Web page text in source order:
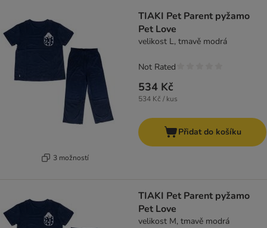
3 možností
TIAKI Pet Parent pyžamo
Pet Love
velikost L, tmavě modrá
534 Kč
534 Kč / kus
Not Rated
Přidat do košíku
TIAKI Pet Parent pyžamo
Pet Love
velikost M, tmavě modrá